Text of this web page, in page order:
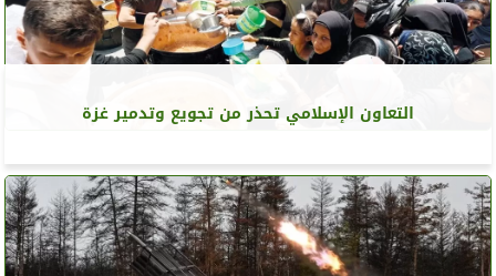
التعاون الإسلامي تحذر من تجويع وتدمير غزة